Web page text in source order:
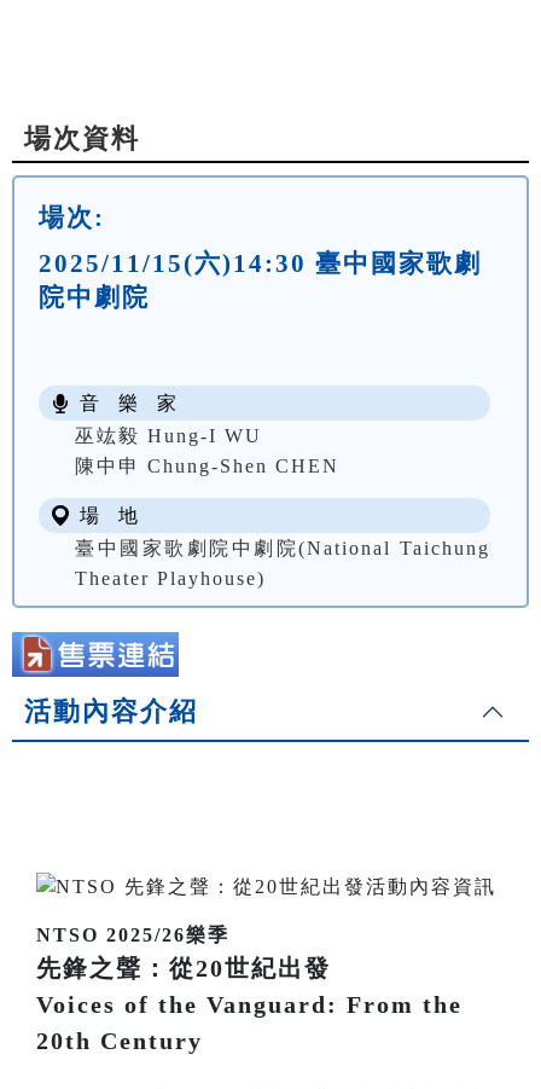
場次資料
場次:
2025/11/15(六)14:30 臺中國家歌劇
院中劇院
音 樂 家
巫竑毅 Hung-I WU
陳中申 Chung-Shen CHEN
場 地
臺中國家歌劇院中劇院(National Taichung
Theater Playhouse)
活動內容介紹
NTSO 2025/26樂季
先鋒之聲：從20世紀出發
Voices of the Vanguard: From the
20th Century